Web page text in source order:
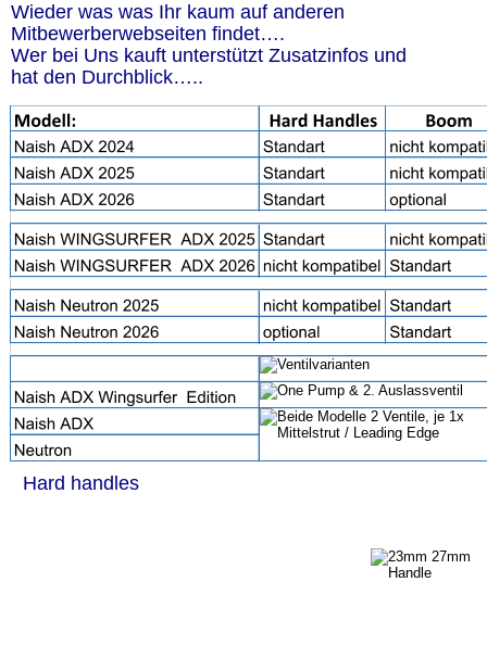
Wieder was was Ihr kaum auf anderen
Mitbewerberwebseiten findet….
Wer bei Uns kauft unterstützt Zusatzinfos und
hat den Durchblick…..
Hard handles